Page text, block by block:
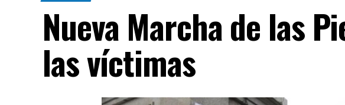
Nueva Marcha de las
las víctimas